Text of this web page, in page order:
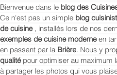
Bienvenue dans le blog des
Ce n'est pas un simple blog
de cuisine , installés lors de nos
exemples de cuisine moderne en
en passant par la Brière. Nous y
qualité pour optimiser au
à partager les photos